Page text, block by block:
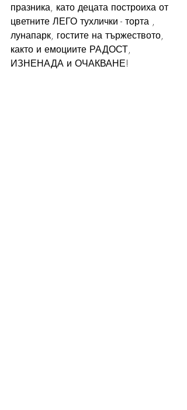
празника, като децата построиха от
цветните ЛЕГО тухлички - торта ,
лунапарк, гостите на тържеството,
както и емоциите РАДОСТ,
ИЗНЕНАДА и ОЧАКВАНЕ!